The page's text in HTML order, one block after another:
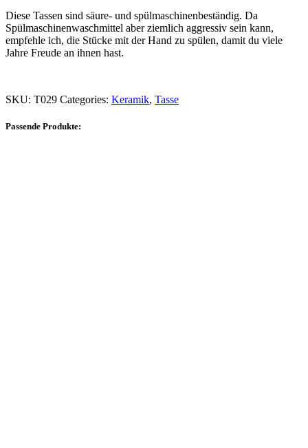
Diese Tassen sind säure- und spülmaschinenbeständig. Da
Spülmaschinenwaschmittel aber ziemlich aggressiv sein kann,
empfehle ich, die Stücke mit der Hand zu spülen, damit du viele
Jahre Freude an ihnen hast.
SKU: T029 Categories: Keramik, Tasse
Passende Produkte: